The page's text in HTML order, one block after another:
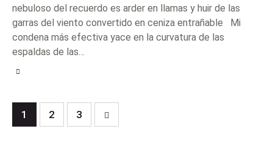
nebuloso del recuerdo es arder en llamas y huir de las
garras del viento convertido en ceniza entrañable Mi
condena más efectiva yace en la curvatura de las
espaldas de las…
1 2 3